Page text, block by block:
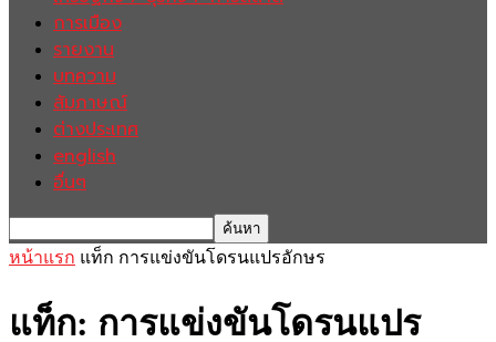
การเมือง
รายงาน
บทความ
สัมภาษณ์
ต่างประเทศ
english
อื่นๆ
หน้าแรก แท็ก การแข่งขันโดรนแปรอักษร
แท็ก: การแข่งขันโดรนแปร